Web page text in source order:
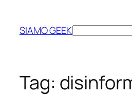
contenuto
SIAMO GEEKCerca
Tag: